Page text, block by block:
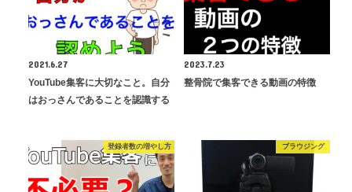
2021.6.27
YouTube集客に大切なこと。自分
はおっさんであることを認識する
2023.7.23
整骨院で集客できる動画の特徴
登録者数の増やし方 ブラウジング